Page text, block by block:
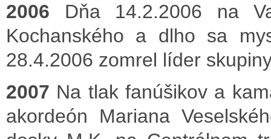
2006 Dňa 14.2.2006 na
Kochanského a dlho sa
28.4.2006 zomrel líder
2007 Na tlak fanúšikov a
akordeón Mariana